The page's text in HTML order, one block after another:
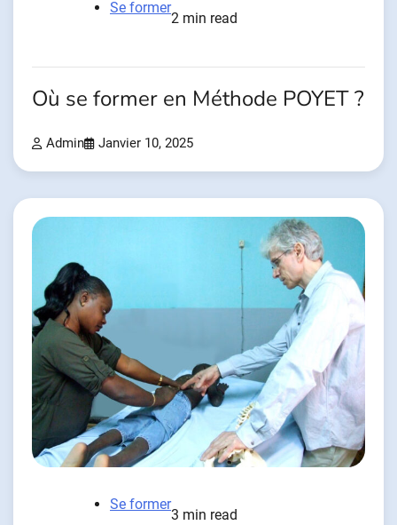
Se former
2 min read
Où se former en Méthode POYET ?
Admin Janvier 10, 2025
Se former
3 min read